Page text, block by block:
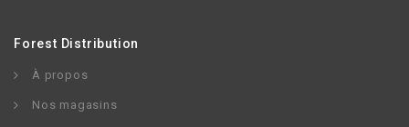
Forest Distribution
À propos
Nos magasins